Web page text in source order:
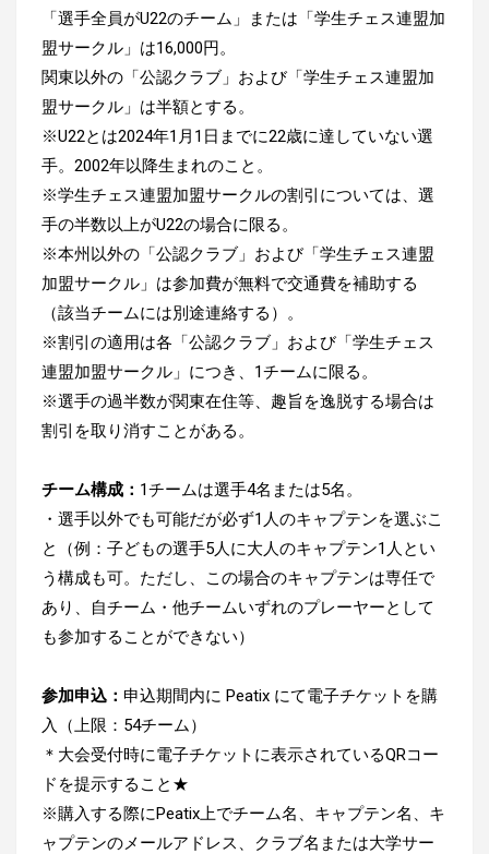
「選手全員がU22のチーム」または「学生チェス連盟加
盟サークル」は16,000円。
関東以外の「公認クラブ」および「学生チェス連盟加
盟サークル」は半額とする。
※U22とは2024年1月1日までに22歳に達していない選
手。2002年以降生まれのこと。
※学生チェス連盟加盟サークルの割引については、選
手の半数以上がU22の場合に限る。
※本州以外の「公認クラブ」および「学生チェス連盟
加盟サークル」は参加費が無料で交通費を補助する
（該当チームには別途連絡する）。
※割引の適用は各「公認クラブ」および「学生チェス
連盟加盟サークル」につき、1チームに限る。
※選手の過半数が関東在住等、趣旨を逸脱する場合は
割引を取り消すことがある。
チーム構成： 1チームは選手4名または5名。
・選手以外でも可能だが必ず1人のキャプテンを選ぶこ
と（例：子どもの選手5人に大人のキャプテン1人とい
う構成も可。ただし、
この場合のキャプテンは専任で
あり、自チーム・他チームいずれのプレーヤーとして
も参加することができない）
参加申込： 申込期間内に Peatix にて電子チケットを購
入（上限：54チーム）
＊大会受付時に電子チケットに表示されているQRコー
ドを提示すること★
※購入する際にPeatix上でチーム名、キャプテン名、キ
ャプテンのメールアドレス、クラブ名または大学サー